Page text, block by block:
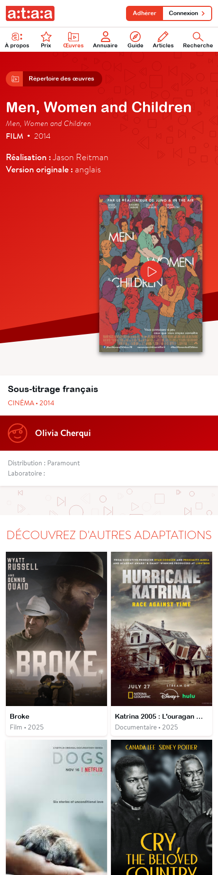
À propos Prix Œuvres Annuaire Guide Articles Recherche
Adhérer Connexion
Répertoire des œuvres
Men, Women and Children
Men, Women and Children
FILM • 2014
Réalisation :Jason Reitman
Version originale : anglais
Sous-titrage français
CINÉMA • 2014
Olivia Cherqui
Distribution : Paramount
Laboratoire :
DÉCOUVREZ D'AUTRES ADAPTATIONS
Broke
Film • 2025
Katrina 2005 : L'ouragan meutrier
Documentaire • 2025